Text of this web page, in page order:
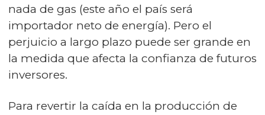
nada de gas (este año el país será
importador neto de energía). Pero el
perjuicio a largo plazo puede ser grande en
la medida que afecta la confianza de futuros
inversores.
Para revertir la caída en la producción de